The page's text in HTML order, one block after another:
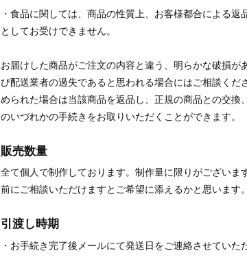
・食品に関しては、商品の性質上、お客様都合による返
としてお受けできません。
お届けした商品がご注文の内容と違う、明らかな破損が
び配送業者の過失であると思われる場合にはご相談くだ
められた場合は当該商品を返品し、正規の商品との交換
のいづれかの手続きをお取りいただくことができます。
販売数量
全て個人で制作しております。制作量に限りがございま
前にご相談いただけますとご希望に添えるかと思います。
引渡し時期
・お手続き完了後メールにて発送日をご連絡させていた